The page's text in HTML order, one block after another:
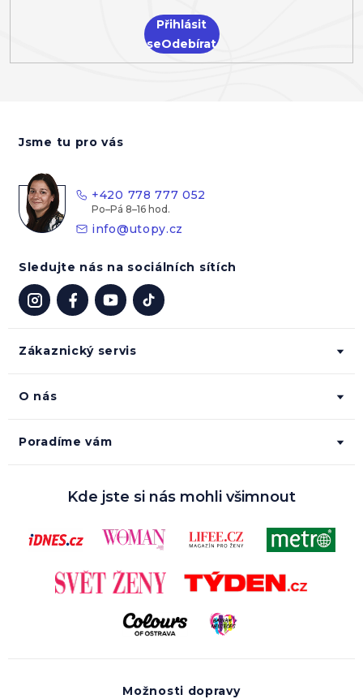
Přihlásit
se
Zákaznický servis
O nás
Poradíme vám
Jsme tu pro vás
+420 778 777 052
info@utopy.cz
Sledujte nás na sociálních sítích
Kde jste si nás mohli všimnout
Možnosti dopravy